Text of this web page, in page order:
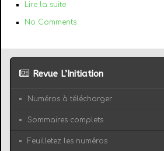
Lire la suite
No Comments
Revue L’Initiation
Numéros à télécharger
Sommaires complets
Feuilletez les numéros